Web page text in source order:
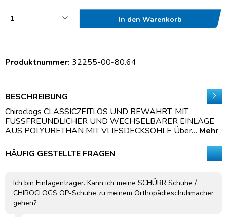
1 In den Warenkorb
Produktnummer: 32255-00-80.64
BESCHREIBUNG
Chiroclogs CLASSICZEITLOS UND BEWÄHRT, MIT
FUSSFREUNDLICHER UND WECHSELBARER EINLAGE
AUS POLYURETHAN MIT VLIESDECKSOHLE Über… Mehr
HÄUFIG GESTELLTE FRAGEN
Ich bin Einlagenträger. Kann ich meine SCHÜRR Schuhe /
CHIROCLOGS OP-Schuhe zu meinem Orthopädieschuhmacher
gehen?